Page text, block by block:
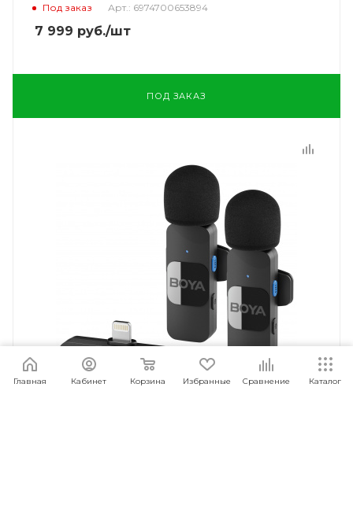
Под заказ Арт.: 6974700653894
7 999 руб./шт
ПОД ЗАКАЗ
Главная Кабинет Корзина Избранные Сравнение Каталог